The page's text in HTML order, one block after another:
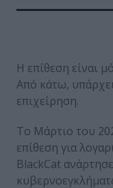
Η επίθεση είναι
Από κάτω,
επιχείρηση.
Το Μάρτιο του
επίθεση για
BlackCat ανάρτησε